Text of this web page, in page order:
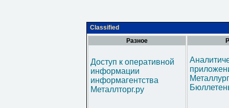
Classified
Разное
Доступ к оперативной
информации
информагентства
Металлторг.ру